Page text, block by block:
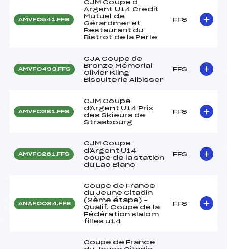
AMVF0541.FFS
CJM Coupe d
Argent U14 Credit
Mutuel de
Gérardmer et
Restaurant du
Bistrot de la Perle
FFS
AMVF0493.FFS
CJA Coupe de
Bronze Mémorial
Olivier Kling
Biscuiterie Albisser
FFS
AMVF0281.FFS
CJM Coupe
d'Argent U14 Prix
des Skieurs de
Strasbourg
FFS
AMVF0261.FFS
CJM Coupe
d'Argent U14
coupe de la station
du Lac Blanc
FFS
ANAF0084.FFS
Coupe de France
du Jeune Citadin
(2ème étape) –
Qualif. Coupe de la
Fédération slalom
filles u14
FFS
Coupe de France